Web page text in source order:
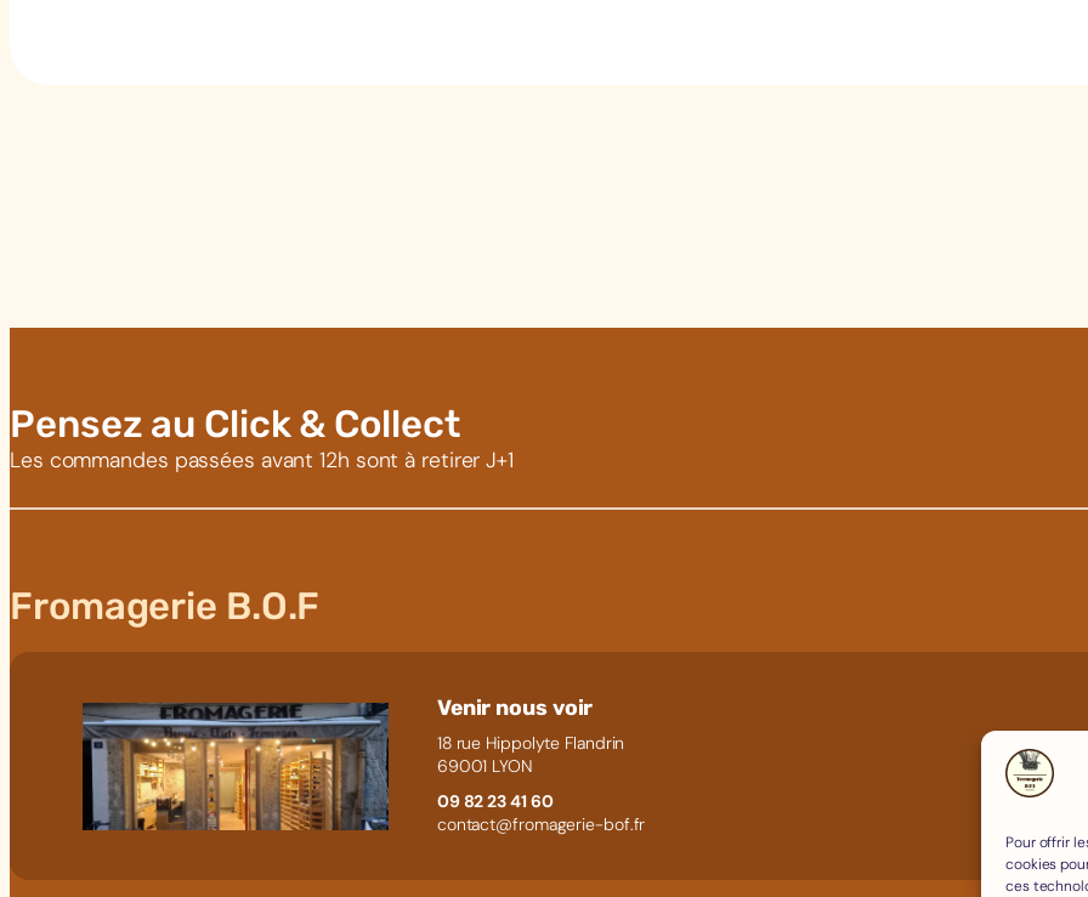
Pour offrir
cookies
ces
Pensez au Click & Collect
Les commandes passées avant 12h sont à retirer J+1
Fromagerie B.O.F
Venir nous voir
18 rue Hippolyte Flandrin
69001 LYON
09 82 23 41 60
contact@fromagerie-bof.fr